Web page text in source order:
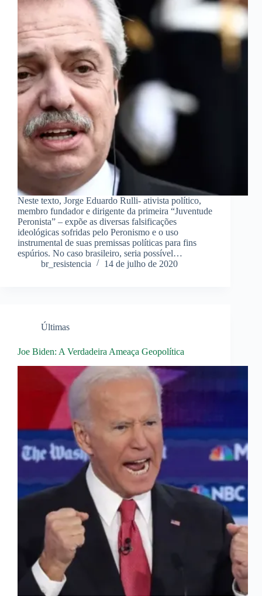
Neste texto, Jorge Eduardo Rulli- ativista político,
membro fundador e dirigente da primeira “Juventude
Peronista” – expõe as diversas falsificações
ideológicas sofridas pelo Peronismo e o uso
instrumental de suas premissas políticas para fins
espúrios. No caso brasileiro, seria possível…
br_resistencia
14 de julho de 2020
Últimas
Joe Biden: A Verdadeira Ameaça Geopolítica